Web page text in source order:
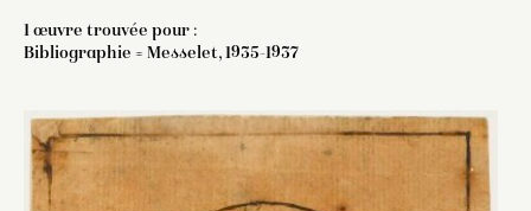
1 œuvre trouvée pour :
Bibliographie = Messelet, 1935-1937